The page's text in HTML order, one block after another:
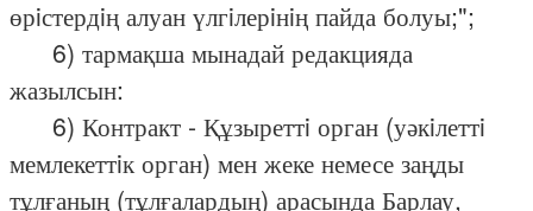
өрiстердiң алуан үлгiлерiнiң пайда болуы;";
6) тармақша мынадай редакцияда
жазылсын:
6) Контракт - Құзыреттi орган (уәкiлеттi
мемлекеттiк орган) мен жеке немесе заңды
тұлғаның (тұлғалардың) арасында Барлау,